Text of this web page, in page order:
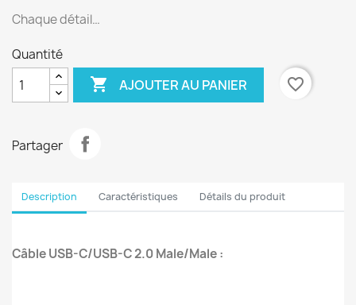
Chaque détail…
Quantité
 AJOUTER AU PANIER favorite_border
Partager
Description Caractéristiques Détails du produit
Câble USB-C/USB-C 2.0 Male/Male :